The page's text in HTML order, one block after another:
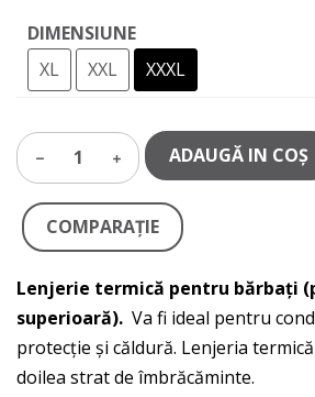
DIMENSIUNE
XL
XXL XXXL
1 ADAUGĂ IN COŞ
COMPARAŢIE
Lenjerie termică pentru bărbați
superioară). Va fi ideal pentru
protecție și căldură. Lenjeria
doilea strat de îmbrăcăminte.